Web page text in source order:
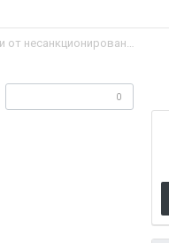
Обзор «Блокхост-Сеть 4», средства защиты информации от несанкционированного доступа
0